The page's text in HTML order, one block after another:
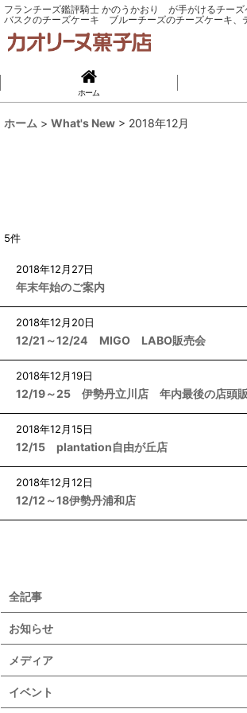
フランチーズ鑑評騎士 かのうかおり が手がけるチーズ
バスクのチーズケーキ ブルーチーズのチーズケーキ
ホーム
ホーム > What's New > 2018年12月
5件
2018年12 月27日
年末年始のご案内
2018年12 月20日
12/21～12/24 MIGO LABO販売会
2018年12 月19日
12/19～25 伊勢丹立川店 年内最後の店頭
2018年12 月15日
12/15 plantation自由が丘店
2018年12 月12日
12/12～18伊勢丹浦和店
全記事
お知らせ
メディア
イベント